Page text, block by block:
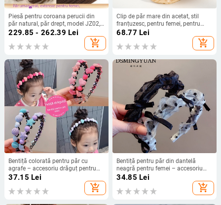
Piesă pentru coroana perucii din
păr natural, păr drept, model JZ02,
cu mecanism de prindere, pentru
229.85 - 262.39 Lei
add_shopping_cart
Clip de păr mare din acetat, stil
franțuzesc, pentru femei, pentru
zona din spatele capului, clip rechin
68.77 Lei
add_shopping_cart
Bentiță colorată pentru păr cu
agrafe – accesoriu drăguț pentru
fetițe, anti-alunecare
37.15 Lei
add_shopping_cart
Bentiță pentru păr din dantelă
neagră pentru femei – accesoriu
versatil pentru ieșiri, elastic pentru
păr și agrafe de păr, lucrat manual
34.85 Lei
add_shopping_cart